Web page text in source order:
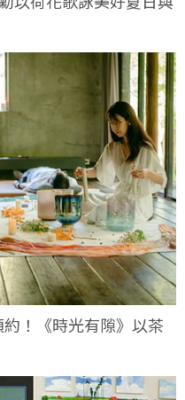
！《時光有隙》以茶